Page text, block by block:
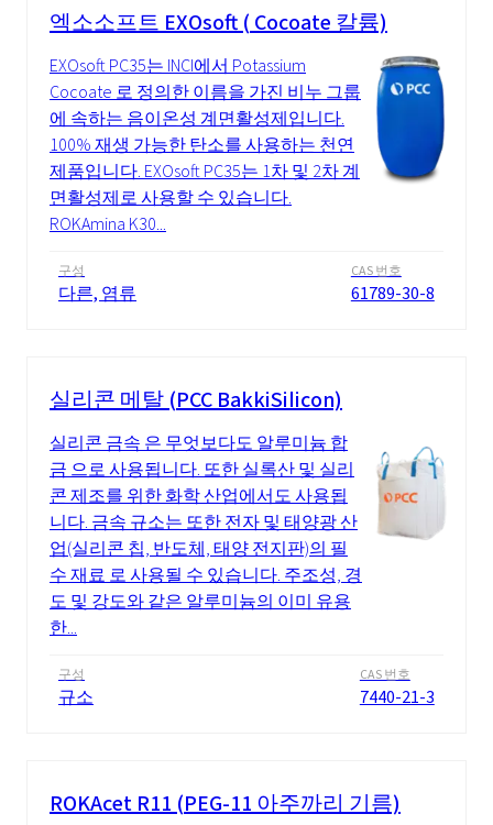
엑소소프트 EXOsoft ( Cocoate 칼륨)
EXOsoft PC35는 INCI에서 Potassium
Cocoate 로 정의한 이름을 가진 비누 그룹
에 속하는 음이온성 계면활성제입니다.
100% 재생 가능한 탄소를 사용하는 천연
제품입니다. EXOsoft PC35는 1차 및 2차 계
면활성제로 사용할 수 있습니다.
ROKAmina K30...
구성
다른, 염류
CAS 번호
61789-30-8
실리콘 메탈 (PCC BakkiSilicon)
실리콘 금속 은 무엇보다도 알루미늄 합
금 으로 사용됩니다. 또한 실록산 및 실리
콘 제조를 위한 화학 산업에서도 사용됩
니다. 금속 규소는 또한 전자 및 태양광 산
업(실리콘 칩, 반도체, 태양 전지판)의 필
수 재료 로 사용될 수 있습니다. 주조성, 경
도 및 강도와 같은 알루미늄의 이미 유용
한...
구성
규소
CAS 번호
7440-21-3
ROKAcet R11 (PEG-11 아주까리 기름)